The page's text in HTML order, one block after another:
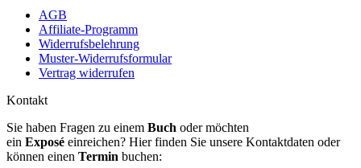
AGB
Affiliate-Programm
Widerrufsbelehrung
Muster-Widerrufsformular
Vertrag widerrufen
Kontakt
Sie haben Fragen zu einem Buch oder möchten
ein Exposé einreichen? Hier finden Sie unsere Kontaktdaten oder
können einen Termin buchen: